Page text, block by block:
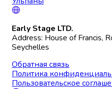
Early Stage LTD.
Address: House of Francis,
Seychelles
Обратная связь
Политика
Пользовательское